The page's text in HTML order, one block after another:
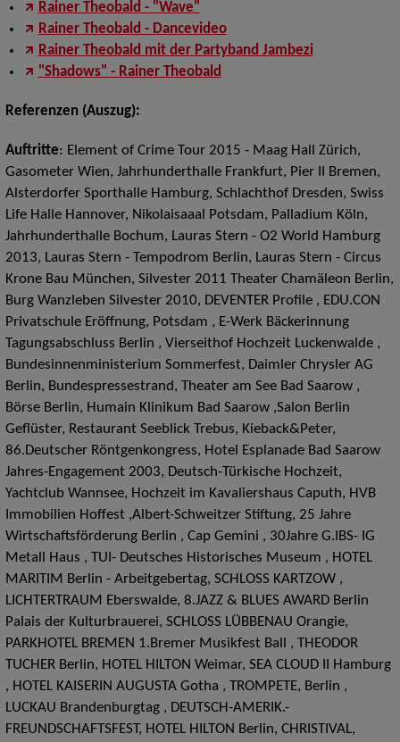
Rainer Theobald - "Wave"
Rainer Theobald - Dancevideo
Rainer Theobald mit der Partyband Jambezi
"Shadows" - Rainer Theobald
Referenzen (Auszug):
Auftritte: Element of Crime Tour 2015 - Maag Hall Zürich,
Gasometer Wien, Jahrhunderthalle Frankfurt, Pier II Bremen,
Alsterdorfer Sporthalle Hamburg, Schlachthof Dresden, Swiss
Life Halle Hannover, Nikolaisaaal Potsdam, Palladium Köln,
Jahrhunderthalle Bochum, Lauras Stern - O2 World Hamburg
2013, Lauras Stern - Tempodrom Berlin, Lauras Stern - Circus
Krone Bau München, Silvester 2011 Theater Chamäleon Berlin,
Burg Wanzleben Silvester 2010, DEVENTER Profile , EDU.CON
Privatschule Eröffnung, Potsdam , E-Werk Bäckerinnung
Tagungsabschluss Berlin , Vierseithof Hochzeit Luckenwalde ,
Bundesinnenministerium Sommerfest, Daimler Chrysler AG
Berlin, Bundespressestrand, Theater am See Bad Saarow ,
Börse Berlin, Humain Klinikum Bad Saarow ,Salon Berlin
Geflüster, Restaurant Seeblick Trebus, Kieback&Peter,
86.Deutscher Röntgenkongress, Hotel Esplanade Bad Saarow
Jahres-Engagement 2003, Deutsch-Türkische Hochzeit,
Yachtclub Wannsee, Hochzeit im Kavaliershaus Caputh, HVB
Immobilien Hoffest ,Albert-Schweitzer Stiftung, 25 Jahre
Wirtschaftsförderung Berlin , Cap Gemini , 30Jahre G.IBS- IG
Metall Haus , TUI- Deutsches Historisches Museum , HOTEL
MARITIM Berlin - Arbeitgebertag, SCHLOSS KARTZOW ,
LICHTERTRAUM Eberswalde, 8.JAZZ & BLUES AWARD Berlin
Palais der Kulturbrauerei, SCHLOSS LÜBBENAU Orangie,
PARKHOTEL BREMEN 1.Bremer Musikfest Ball , THEODOR
TUCHER Berlin, HOTEL HILTON Weimar, SEA CLOUD II Hamburg
, HOTEL KAISERIN AUGUSTA Gotha , TROMPETE, Berlin ,
LUCKAU Brandenburgtag , DEUTSCH-AMERIK.-
FREUNDSCHAFTSFEST, HOTEL HILTON Berlin, CHRISTIVAL,